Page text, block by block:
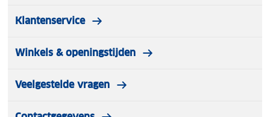
Klantenservice
Winkels & openingstijden
Veelgestelde vragen